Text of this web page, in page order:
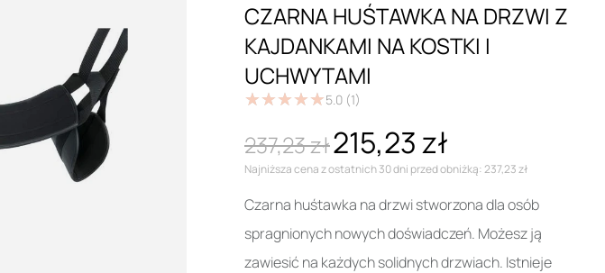
CZARNA HUŚTAWKA NA DRZWI Z
KAJDANKAMI NA KOSTKI I
UCHWYTAMI
★★★★★
★★★★★5.0 (1)
237,23 zł215,23 zł
Najniższa cena z ostatnich 30 dni przed obniżką: 237,23 zł
Czarna huśtawka na drzwi stworzona dla osób
spragnionych nowych doświadczeń. Możesz ją
zawiesić na każdych solidnych drzwiach. Istnieje